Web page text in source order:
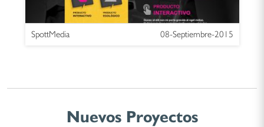
SpottMedia 08-Septiembre-2015
Nuevos Proyectos